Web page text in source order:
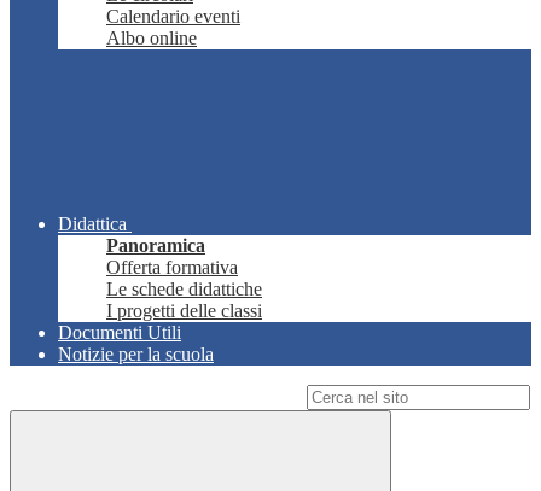
Calendario eventi
Albo online
Didattica
Panoramica
Offerta formativa
Le schede didattiche
I progetti delle classi
Documenti Utili
Notizie per la scuola